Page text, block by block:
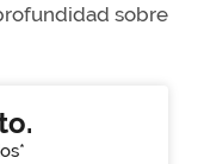
sobre